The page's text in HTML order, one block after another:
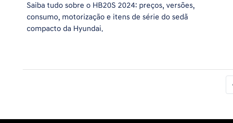
Saiba tudo sobre o HB20S 2024: preços, versões,
consumo, motorização e itens de série do sedã
compacto da Hyundai.